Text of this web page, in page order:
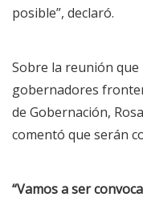
posible”, declaró.
Sobre la reunión
gobernadores
de Gobernación,
comentó que serán
“Vamos a ser